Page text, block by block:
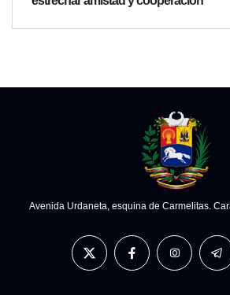
Avenida Urdaneta, esquina de Carmelitas.